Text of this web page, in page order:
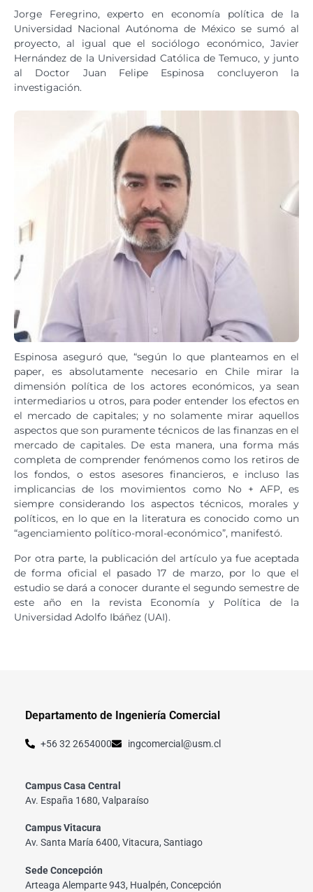
Jorge Feregrino, experto en economía política de la
Universidad Nacional Autónoma de México se sumó al
proyecto, al igual que el sociólogo económico, Javier
Hernández de la Universidad Católica de Temuco, y junto
al Doctor Juan Felipe Espinosa concluyeron la
investigación.
Espinosa aseguró que, “según lo que planteamos en el
paper, es absolutamente necesario en Chile mirar la
dimensión política de los actores económicos, ya sean
intermediarios u otros, para poder entender los efectos en
el mercado de capitales; y no solamente mirar aquellos
aspectos que son puramente técnicos de las finanzas en el
mercado de capitales. De esta manera, una forma más
completa de comprender fenómenos como los retiros de
los fondos, o estos asesores financieros, e incluso las
implicancias de los movimientos como No + AFP, es
siempre considerando los aspectos técnicos, morales y
políticos, en lo que en la literatura es conocido como un
“agenciamiento político-moral-económico”, manifestó.
Por otra parte, la publicación del artículo ya fue aceptada
de forma oficial el pasado 17 de marzo, por lo que el
estudio se dará a conocer durante el segundo semestre de
este año en la revista Economía y Política de la
Universidad Adolfo Ibáñez (UAI).
Departamento de Ingeniería Comercial
+56 32 2654000 ingcomercial@usm.cl
Campus Casa Central
Av. España 1680, Valparaíso
Campus Vitacura
Av. Santa María 6400, Vitacura, Santiago
Sede Concepción
Arteaga Alemparte 943, Hualpén, Concepción